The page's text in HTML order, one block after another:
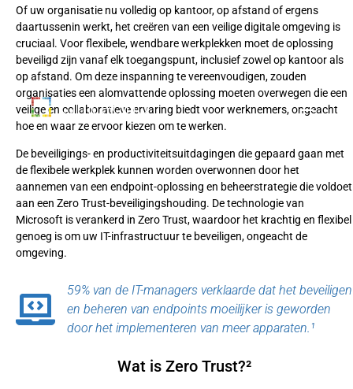
Of uw organisatie nu volledig op kantoor, op afstand of ergens
daartussenin werkt, het creëren van een veilige digitale omgeving is
cruciaal. Voor flexibele, wendbare werkplekken moet de oplossing
beveiligd zijn vanaf elk toegangspunt, inclusief zowel op kantoor als
op afstand. Om deze inspanning te vereenvoudigen, zouden
organisaties een alomvattende oplossing moeten overwegen die een
veilige en collaboratieve ervaring biedt voor werknemers, ongeacht
hoe en waar ze ervoor kiezen om te werken.
De beveiligings- en productiviteitsuitdagingen die gepaard gaan met
de flexibele werkplek kunnen worden overwonnen door het
aannemen van een endpoint-oplossing en beheerstrategie die voldoet
aan een Zero Trust-beveiligingshouding. De technologie van
Microsoft is verankerd in Zero Trust, waardoor het krachtig en flexibel
genoeg is om uw IT-infrastructuur te beveiligen, ongeacht de
omgeving.
59% van de IT-managers verklaarde dat het beveiligen
en beheren van endpoints moeilijker is geworden
door het implementeren van meer apparaten.¹
Wat is Zero Trust?²